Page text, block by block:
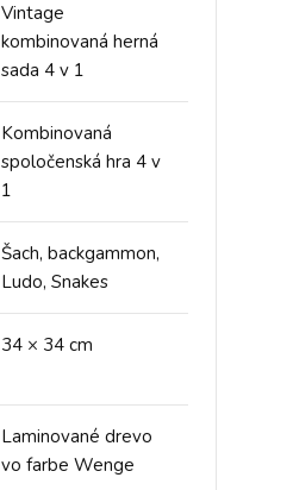
Vintage
kombinovaná herná
sada 4 v 1
Kombinovaná
spoločenská hra 4 v
1
Šach, backgammon,
Ludo, Snakes
34 × 34 cm
Laminované drevo
vo farbe Wenge